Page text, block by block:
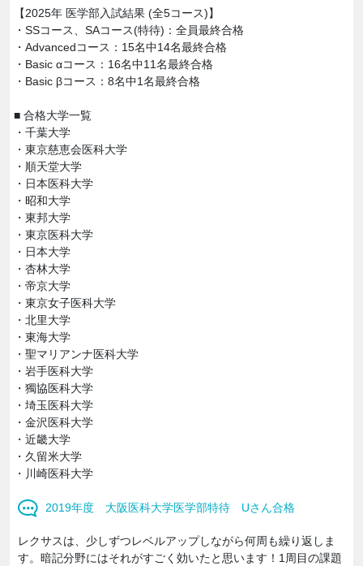
【2025年 医学部入試結果 (全5コース)】
・SSコース、SAコース(特待)：全員最終合格
・Advancedコース：15名中14名最終合格
・Basic αコース：16名中11名最終合格
・Basic βコース：8名中1名最終合格
■ 合格大学一覧
・千葉大学
・東京慈恵会医科大学
・順天堂大学
・日本医科大学
・昭和大学
・東邦大学
・東京医科大学
・日本大学
・杏林大学
・帝京大学
・東京女子医科大学
・北里大学
・東海大学
・聖マリアンナ医科大学
・岩手医科大学
・獨協医科大学
・埼玉医科大学
・金沢医科大学
・近畿大学
・久留米大学
・川崎医科大学
2019年度 大阪医科大学医学部特待 Uさん合格
レクサスは、少しずつレベルアップしながら何周も繰り返しま
す。暗記分野にはそれがすごく効いたと思います！1周目の課題